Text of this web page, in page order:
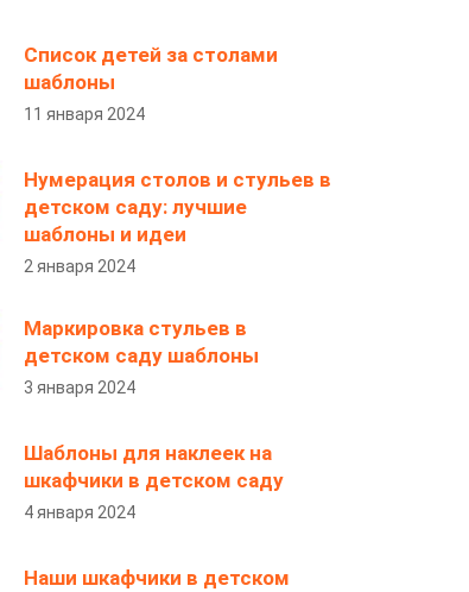
Список детей за столами
шаблоны
11 января 2024
Нумерация столов и стульев в
детском саду: лучшие
шаблоны и идеи
2 января 2024
Маркировка стульев в
детском саду шаблоны
3 января 2024
Шаблоны для наклеек на
шкафчики в детском саду
4 января 2024
Наши шкафчики в детском